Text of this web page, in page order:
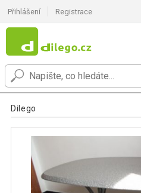
Přihlášení Registrace
Dilego